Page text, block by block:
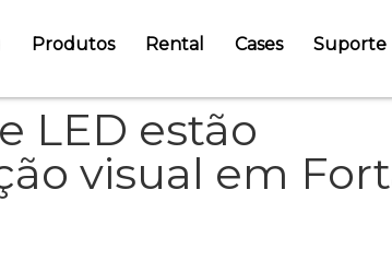
Produtos Rental Cases Suporte
LED estão
visual em